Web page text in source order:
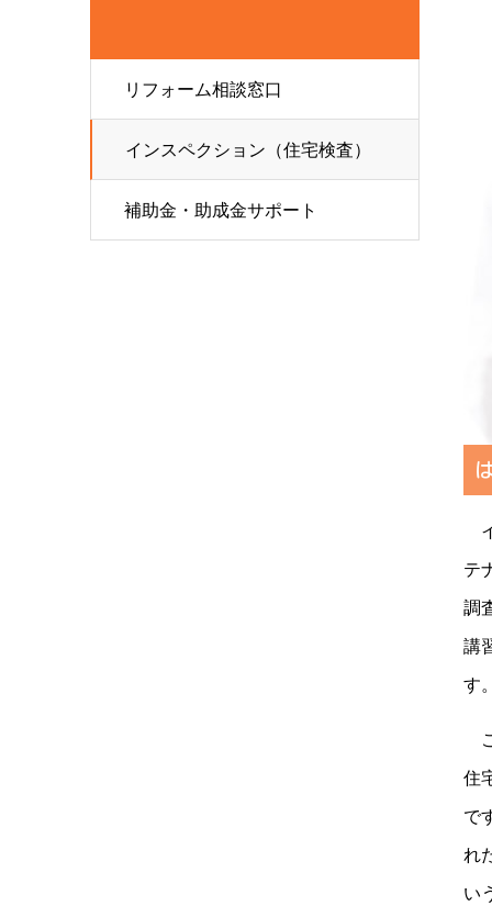
リフォーム相談窓口
インスペクション（住宅検査）
補助金・助成金サポート
テ
調
講
す
住
で
れ
い